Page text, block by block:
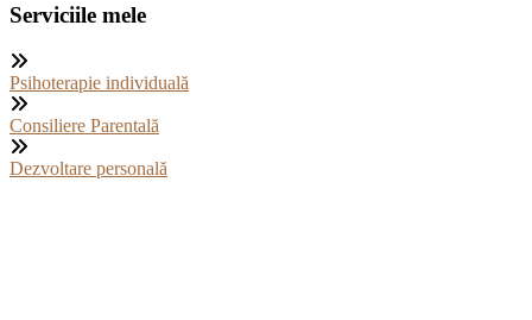
Serviciile mele
Psihoterapie individuală
Consiliere Parentală
Dezvoltare personală